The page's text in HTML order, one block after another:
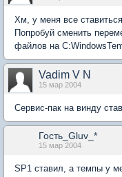
Хм, у меня все
Попробуй сменить
файлов на
Vadim V N
15 мар 2004
Сервис-пак на винду
Гость_Gluv_*
15 мар 2004
SP1 ставил, а темпы у